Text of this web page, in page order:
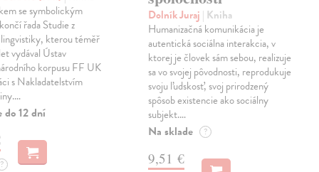
se symbolickým
řada Studie z
kterou téměř
vydával Ústav
korpusu FF UK
s Nakladatelstvím
do 12 dní
?
Dolník Juraj | Kniha
Humanizačná komunikácia je
autentická sociálna interakcia, v
ktorej je človek sám sebou, realizuje
sa vo svojej pôvodnosti, reprodukuje
svoju ľudskosť, svoj prirodzený
spôsob existencie ako sociálny
subjekt.…
Na sklade ?
9,51 €